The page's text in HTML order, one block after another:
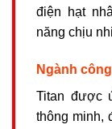
điện hạt
năng chịu
Ngành
Titan được
thông minh,